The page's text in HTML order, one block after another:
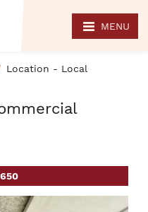
MENU
Location - Local